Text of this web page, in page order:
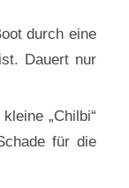
durch eine
Dauert nur
„Chilbi“
für die